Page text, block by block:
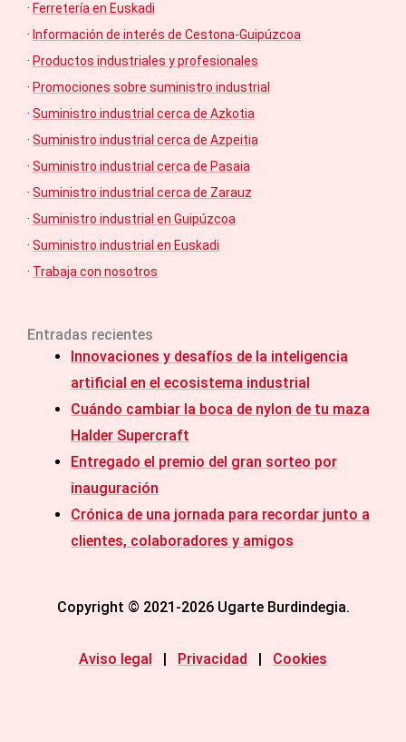
· Ferretería en Euskadi
· Información de interés de Cestona-Guipúzcoa
· Productos industriales y profesionales
· Promociones sobre suministro industrial
· Suministro industrial cerca de Azkotia
· Suministro industrial cerca de Azpeitia
· Suministro industrial cerca de Pasaia
· Suministro industrial cerca de Zarauz
· Suministro industrial en Guipúzcoa
· Suministro industrial en Euskadi
· Trabaja con nosotros
Entradas recientes
Innovaciones y desafíos de la inteligencia
artificial en el ecosistema industrial
Cuándo cambiar la boca de nylon de tu maza
Halder Supercraft
Entregado el premio del gran sorteo por
inauguración
Crónica de una jornada para recordar junto a
clientes, colaboradores y amigos
Copyright © 2021-2026 Ugarte Burdindegia.
Aviso legal | Privacidad | Cookies